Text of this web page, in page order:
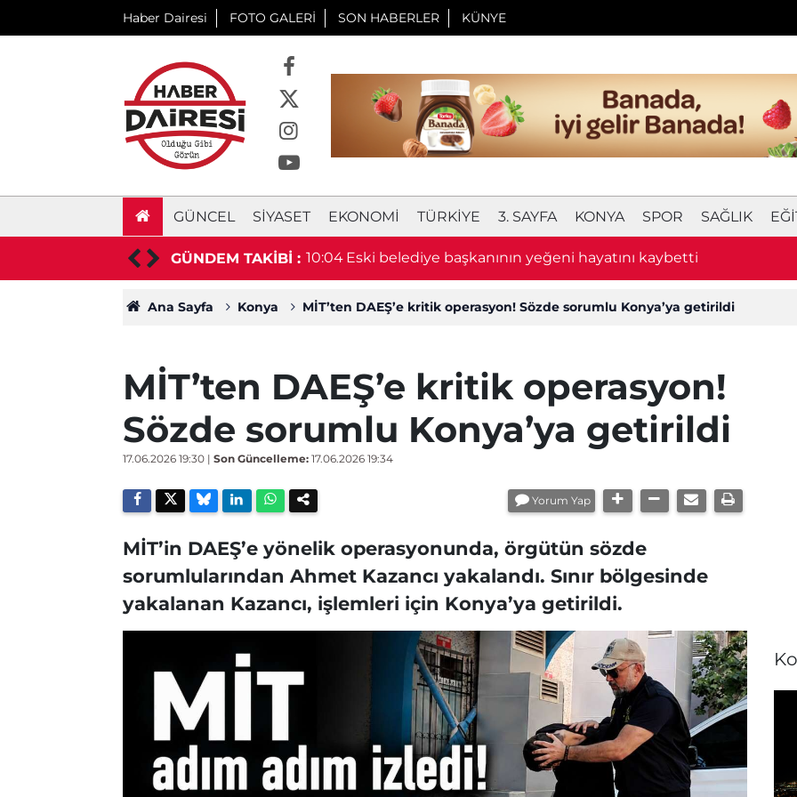
Haber Dairesi FOTO GALERİ SON HABERLER KÜNYE
GÜNCEL SIYASET EKONOMI TÜRKIYE 3. SAYFA KONYA SPOR SAĞLIK
GÜNDEM TAKİBİ :
drone’lar, tarihi yapıyı ışık gösterisi 10:04 Eski belediye başkanının yeğeni hayatını kaybetti
Ana Sayfa Konya MİT’ten DAEŞ’e kritik operasyon! Sözde sorumlu Konya’ya getirildi
MİT’ten DAEŞ’e kritik operasyon!
Sözde sorumlu Konya’ya getirildi
17.06.2026 19:30 | Son Güncelleme: 17.06.2026 19:34
Yorum Yap
MİT’in DAEŞ’e yönelik operasyonunda, örgütün sözde
sorumlularından Ahmet Kazancı yakalandı. Sınır bölgesinde
yakalanan Kazancı, işlemleri için Konya’ya getirildi.